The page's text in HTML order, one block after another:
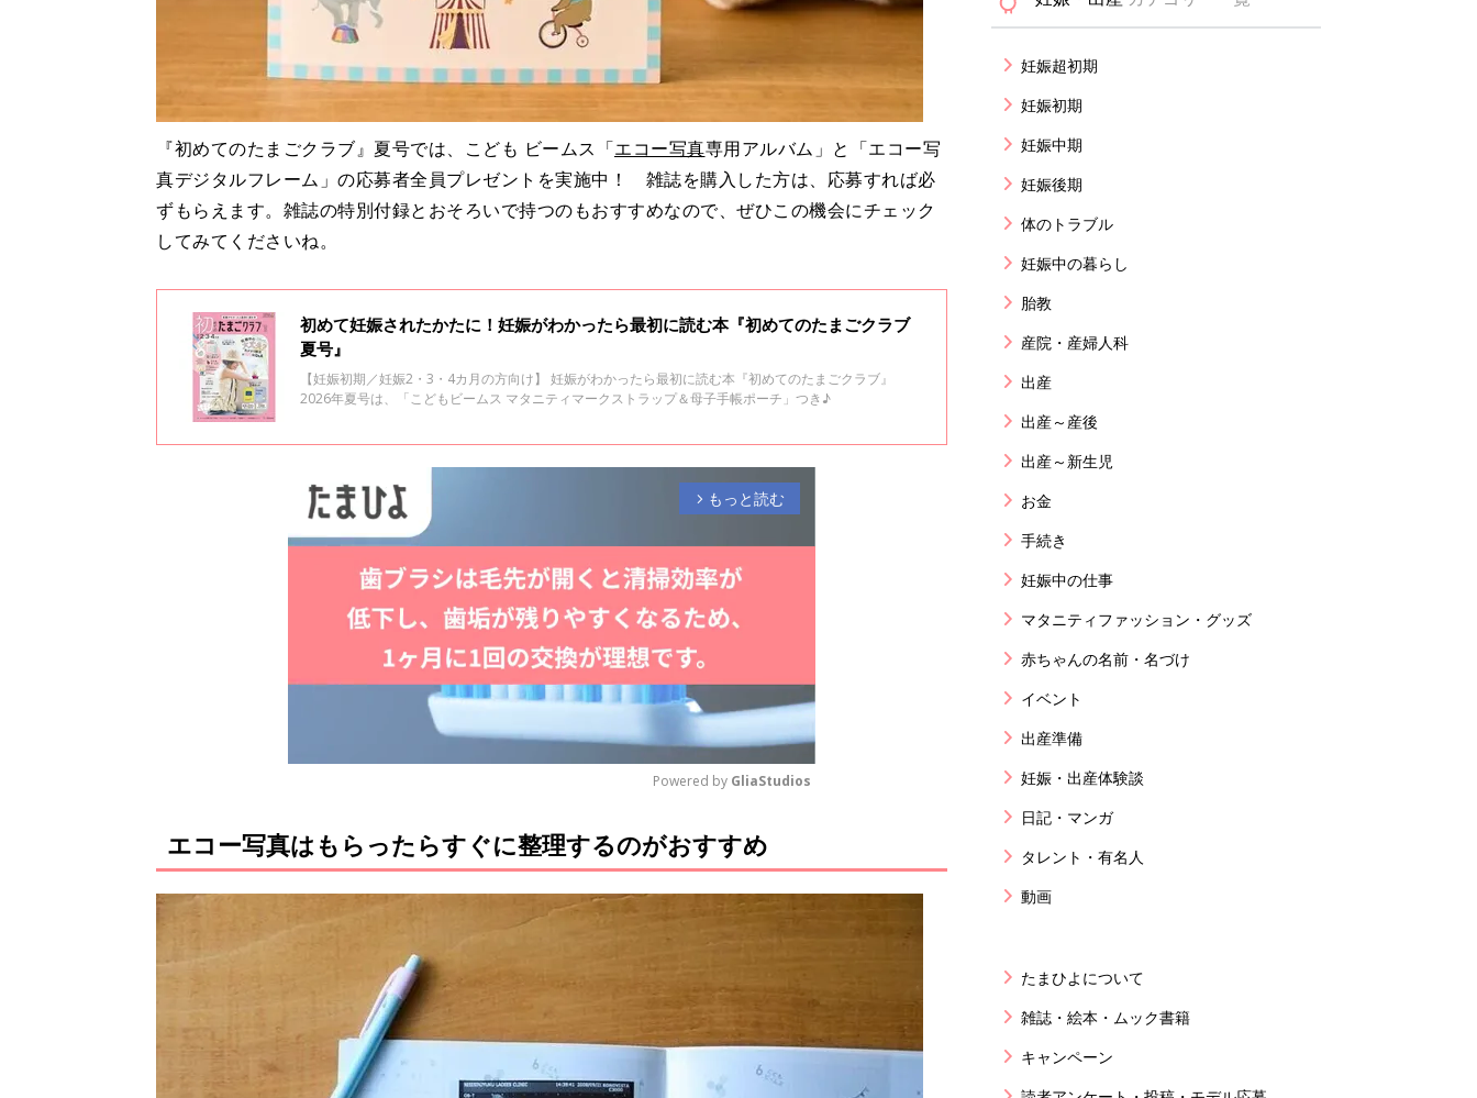
『初めてのたまごクラブ』夏号では、こども ビームス「エコー写真専用アルバム」と「エコー写
真デジタルフレーム」の応募者全員プレゼントを実施中！ 雑誌を購入した方は、応募すれば必
ずもらえます。雑誌の特別付録とおそろいで持つのもおすすめなので、ぜひこの機会にチェック
してみてくださいね。
初めて妊娠されたかたに！妊娠がわかったら最初に読む本『初めてのたまごクラブ
夏号』
【妊娠初期／妊娠2・3・4カ月の方向け】 妊娠がわかったら最初に読む本『初めてのたまごクラブ』
2026年夏号は、「こどもビームス マタニティマークストラップ＆母子手帳ポーチ」つき♪
arrow_forward_ios もっと読む
M
u
Powered by GliaStudios
エコー写真はもらったらすぐに整理するのがおすすめ
妊娠超初期
妊娠初期
妊娠中期
妊娠後期
体のトラブル
妊娠中の暮らし
胎教
産院・産婦人科
出産
出産～産後
出産～新生児
お金
手続き
妊娠中の仕事
マタニティファッション・グッズ
赤ちゃんの名前・名づけ
イベント
出産準備
妊娠・出産体験談
日記・マンガ
タレント・有名人
動画
たまひよについて
雑誌・絵本・ムック書籍
キャンペーン